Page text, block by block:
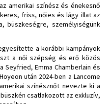
amerikai színész és énekesnő
friss, nőies és lágy illat az
büszkeségre, személyiségünk
a korábbi kampányok
a női szépség és erő közös
Seyfried, Emma Chamberlain és
után 2024-ben a Lancome
színésznőt nevezte ki a
csatlakozott az exkluzív,